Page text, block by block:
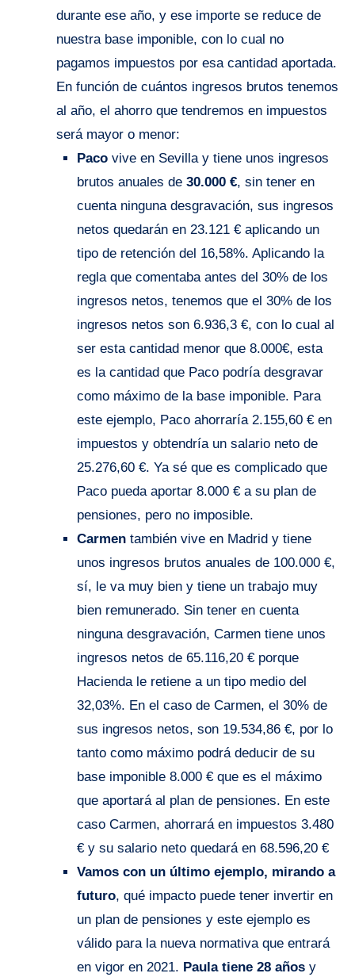
durante ese año, y ese importe se reduce de
nuestra base imponible, con lo cual no
pagamos impuestos por esa cantidad aportada.
En función de cuántos ingresos brutos tenemos
al año, el ahorro que tendremos en impuestos
será mayor o menor:
Pacovive en Sevilla y tiene unos ingresos
brutos anuales de 30.000 €, sin tener en
cuenta ninguna desgravación, sus ingresos
netos quedarán en 23.121 € aplicando un
tipo de retención del 16,58%. Aplicando la
regla que comentaba antes del 30% de los
ingresos netos, tenemos que el 30% de los
ingresos netos son 6.936,3 €, con lo cual al
ser esta cantidad menor que 8.000€, esta
es la cantidad que Paco podría desgravar
como máximo de la base imponible. Para
este ejemplo, Paco ahorraría 2.155,60 € en
impuestos y obtendría un salario neto de
25.276,60 €. Ya sé que es complicado que
Paco pueda aportar 8.000 € a su plan de
pensiones, pero no imposible.
Carmentambién vive en Madrid y tiene
unos ingresos brutos anuales de 100.000 €,
sí, le va muy bien y tiene un trabajo muy
bien remunerado. Sin tener en cuenta
ninguna desgravación, Carmen tiene unos
ingresos netos de 65.116,20 € porque
Hacienda le retiene a un tipo medio del
32,03%. En el caso de Carmen, el 30% de
sus ingresos netos, son 19.534,86 €, por lo
tanto como máximo podrá deducir de su
base imponible 8.000 € que es el máximo
que aportará al plan de pensiones. En este
caso Carmen, ahorrará en impuestos 3.480
€ y su salario neto quedará en 68.596,20 €
Vamos con un último ejemplo, mirando a
futuro, qué impacto puede tener invertir en
un plan de pensiones y este ejemplo es
válido para la nueva normativa que entrará
en vigor en 2021. Paula tiene 28 años y